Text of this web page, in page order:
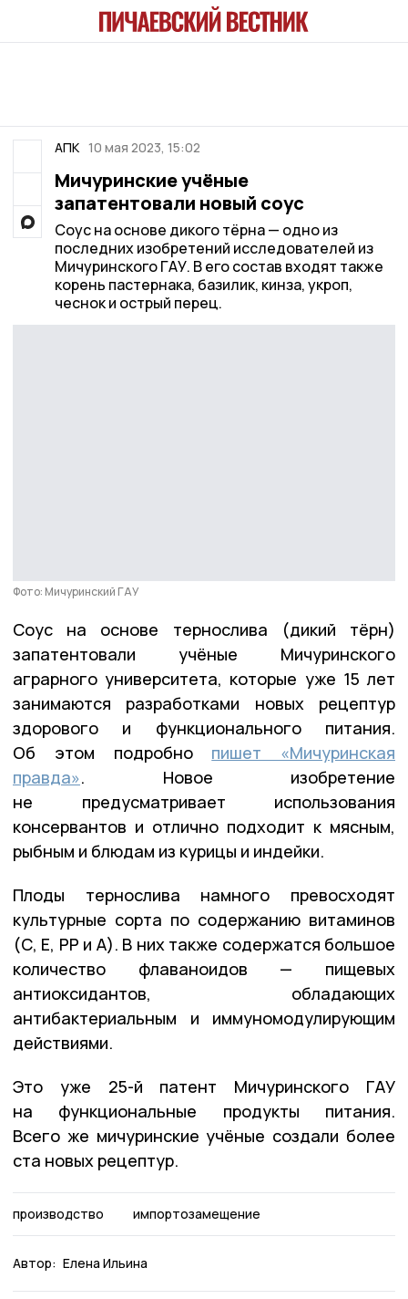
АПК 10 мая 2023, 15:02
Мичуринские учёные
запатентовали новый соус
Соус на основе дикого тёрна — одно из
последних изобретений исследователей из
Мичуринского ГАУ. В его состав входят также
корень пастернака, базилик, кинза, укроп,
чеснок и острый перец.
Фото: Мичуринский ГАУ
Соус на основе тернослива (дикий тёрн)
запатентовали учёные Мичуринского
аграрного университета, которые уже 15 лет
занимаются разработками новых рецептур
здорового и функционального питания.
Об этом подробно пишет «Мичуринская
правда». Новое изобретение
не предусматривает использования
консервантов и отлично подходит к мясным,
рыбным и блюдам из курицы и индейки.
Плоды тернослива намного превосходят
культурные сорта по содержанию витаминов
(С, Е, РР и А). В них также содержатся большое
количество флаваноидов — пищевых
антиоксидантов, обладающих
антибактериальным и иммуномодулирующим
действиями.
Это уже 25-й патент Мичуринского ГАУ
на функциональные продукты питания.
Всего же мичуринские учёные создали более
ста новых рецептур.
производство импортозамещение
Автор: Елена Ильина